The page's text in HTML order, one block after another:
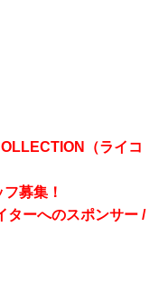
（ライコ
募集！
ーへのスポンサー /